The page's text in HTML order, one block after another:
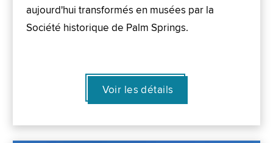
aujourd'hui transformés en musées par la
Société historique de Palm Springs.
Voir les détails